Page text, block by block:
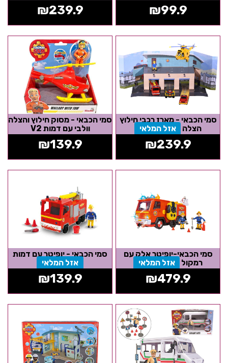
₪99.9
₪239.9
סמי הכבאי - מארז רכבי חילוץ
הצלה
אזל המלאי
₪239.9
סמי הכבאי - מסוק חילוץ והצלה
וולבי עם דמות V2
₪139.9
סמי הכבאי-יופיטר אלק עם
רמקול
אזל המלאי
₪479.9
סמי הכבאי - יופיטר עם דמות
אזל המלאי
₪139.9